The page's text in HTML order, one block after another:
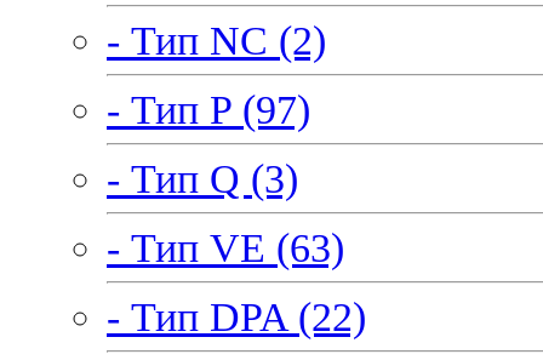
- Тип NC (2)
- Тип P (97)
- Тип Q (3)
- Тип VE (63)
- Тип DPA (22)